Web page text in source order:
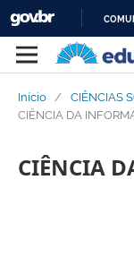
Início / CIÊNCIAS
CIÊNCIA DA
CIÊNCIA